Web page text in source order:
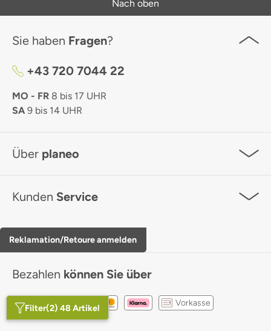
Nach oben
Sie haben Fragen?
+43 720 7044 22
MO - FR 8 bis 17 UHR
SA 9 bis 14 UHR
Über planeo
Kunden Service
Reklamation/Retoure anmelden
Bezahlen können Sie über
Vorkasse
Filter(2) 48 Artikel